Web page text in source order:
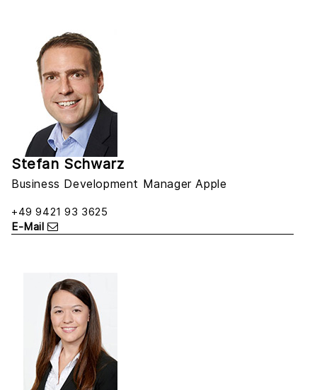
Stefan Schwarz
Business Development Manager Apple
+49 9421 93 3625
E-Mail